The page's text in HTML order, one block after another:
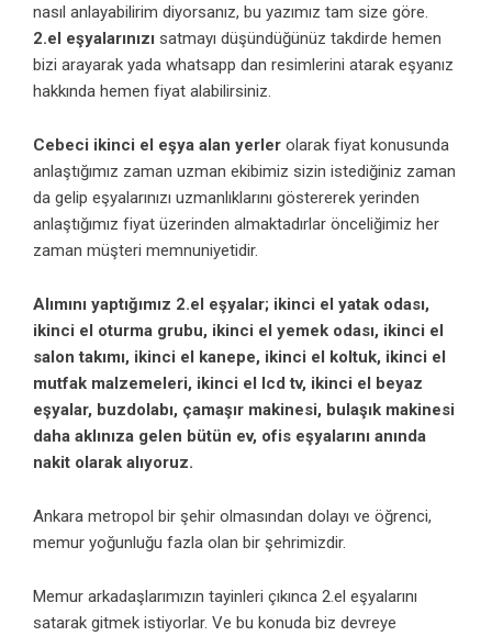
nasıl anlayabilirim diyorsanız, bu yazımız tam size göre.
2.el eşyalarınızı satmayı düşündüğünüz takdirde hemen
bizi arayarak yada whatsapp dan resimlerini atarak eşyanız
hakkında hemen fiyat alabilirsiniz.
Cebeci ikinci el eşya alan yerler olarak fiyat konusunda
anlaştığımız zaman uzman ekibimiz sizin istediğiniz zaman
da gelip eşyalarınızı uzmanlıklarını göstererek yerinden
anlaştığımız fiyat üzerinden almaktadırlar önceliğimiz her
zaman müşteri memnuniyetidir.
Alımını yaptığımız 2.el eşyalar; ikinci el yatak odası,
ikinci el oturma grubu, ikinci el yemek odası, ikinci el
salon takımı, ikinci el kanepe, ikinci el koltuk, ikinci el
mutfak malzemeleri, ikinci el lcd tv, ikinci el beyaz
eşyalar, buzdolabı, çamaşır makinesi, bulaşık makinesi
daha aklınıza gelen bütün ev, ofis eşyalarını anında
nakit olarak alıyoruz.
Ankara metropol bir şehir olmasından dolayı ve öğrenci,
memur yoğunluğu fazla olan bir şehrimizdir.
Memur arkadaşlarımızın tayinleri çıkınca 2.el eşyalarını
satarak gitmek istiyorlar. Ve bu konuda biz devreye